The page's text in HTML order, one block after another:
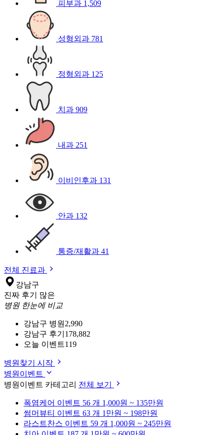
피부과 1,509
성형외과 781
정형외과 125
치과 909
내과 251
이비인후과 131
안과 132
통증/재활과 41
전체 진료과
강남구
진짜 후기 많은
병원 한눈에 비교
강남구 병원 2,990
강남구 후기 178,882
오늘 이벤트119
병원찾기 시작
병원이벤트
병원이벤트 카테고리 전체 보기
폭염케어 이벤트 56 개 1,000원 ~ 135만원
썸머뷰티 이벤트 63 개 1만원 ~ 198만원
라스트찬스 이벤트 59 개 1,000원 ~ 245만원